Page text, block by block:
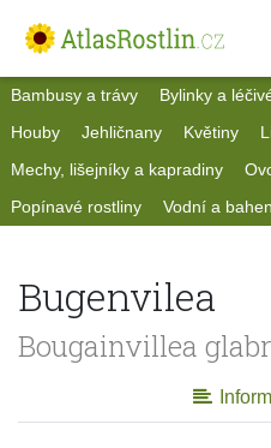
Bambusy a trávy Bylinky a
Houby
Jehličnany Květiny
Mechy, lišejníky a kapradiny
Popínavé rostliny
Vodní a
Bugenvilea
Bougainvillea